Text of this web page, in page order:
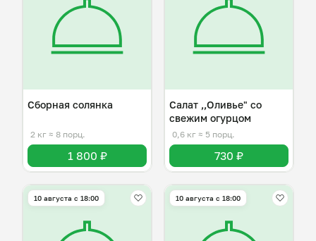
Сборная солянка
2 кг ≈ 8 порц.
1 800 ₽
Салат ,,Оливье" со
свежим огурцом
0,6 кг ≈ 5 порц.
730 ₽
10 августа с 18:00 10 августа с 18:00